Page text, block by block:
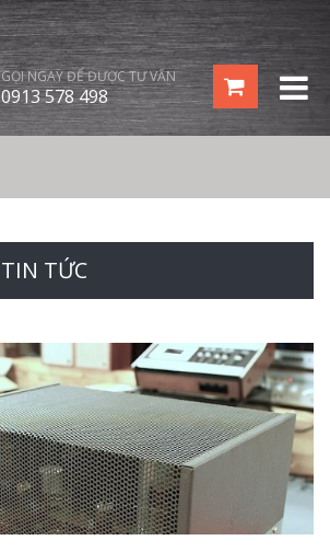
GỌI NGAY ĐỂ ĐƯỢC TƯ VẤN
0913 578 498
TIN TỨC